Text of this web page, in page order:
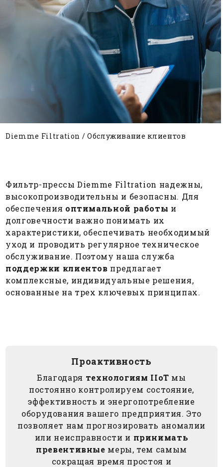
Diemme Filtration /Обслуживание клиентов
Фильтр-прессы Diemme Filtration надежны,
высокопроизводительны и безопасны. Для
обеспечения оптимальной работы и
долговечности важно понимать их
характеристики, обеспечивать необходимый
уход и проводить регулярное техническое
обслуживание. Поэтому наша служба
поддержки клиентов предлагает
комплексные, индивидуальные решения,
основанные на трех ключевых принципах.
Проактивность
Благодаря технологиям IIoT мы
постоянно контролируем состояние,
эффективность и энергопотребление
оборудования вашего предприятия. Это
позволяет нам прогнозировать аномалии
или неисправности и принимать
превентивные меры, тем самым
сокращая время простоя и